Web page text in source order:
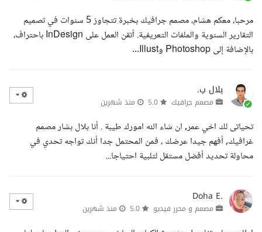
مرحبا، معكم هشام، مصمم جرافيك بخبرة تتجاوز 5 سنوات في تصميم
التقارير السنوية والملفات التعريفية. أتقن العمل على InDesign باحتراف،
بالإضافة إلى Photoshop وIllust...
بلال ب.
مصمم جرافيك منذ شهرين
تحياتى لك اخي عمر, ان شاء الله امورك طيبة . أنا بلال بشار مصمم
غرافيك, أفهم جيدا عرضك ، فمن المحتمل جدا أنك تواجه تحدي في
محاولة تحديد أفضل مستقل لتلبية احتياجا...
Doha E.
مصمم و محرر فيديو منذ شهرين